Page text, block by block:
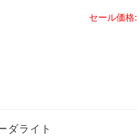
セール価格:
ダライト